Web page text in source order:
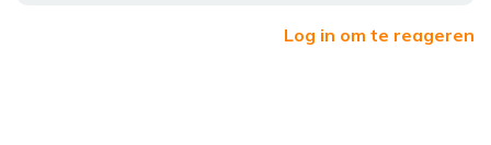
Log in om te reageren